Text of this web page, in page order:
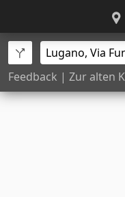
Feedback | Zur alten